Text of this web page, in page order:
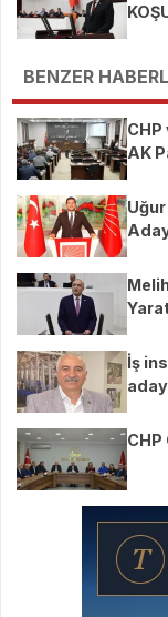
BENZER
CHP
AK
İş
aday